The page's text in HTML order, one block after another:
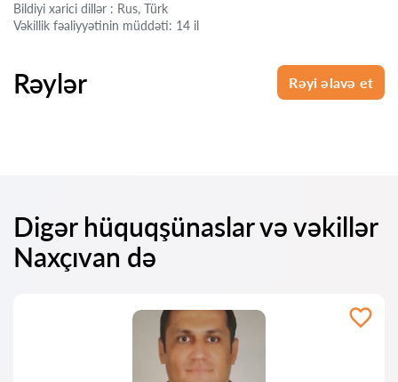
Bildiyi xarici dillər : Rus, Türk
Vəkillik fəaliyyətinin müddəti: 14 il
Rəylər Rəyi əlavə et
Digər hüquqşünaslar və vəkillər
Naxçıvan də